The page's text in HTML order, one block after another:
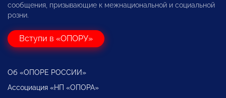
сообщения, призывающие к межнациональной и социальной
розни.
Вступи в «ОПОРУ»
Об «ОПОРЕ РОССИИ»
Ассоциация «НП «ОПОРА»